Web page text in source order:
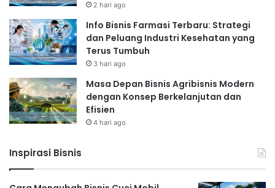
2 hari ago
Info Bisnis Farmasi Terbaru: Strategi
dan Peluang Industri Kesehatan yang
Terus Tumbuh
3 hari ago
Masa Depan Bisnis Agribisnis Modern
dengan Konsep Berkelanjutan dan
Efisien
4 hari ago
Inspirasi Bisnis